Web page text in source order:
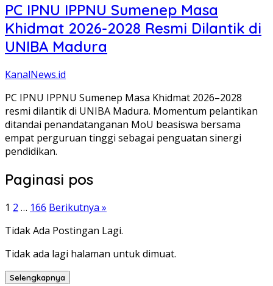
PC IPNU IPPNU Sumenep Masa
Khidmat 2026-2028 Resmi Dilantik di
UNIBA Madura
KanalNews.id
PC IPNU IPPNU Sumenep Masa Khidmat 2026–2028
resmi dilantik di UNIBA Madura. Momentum pelantikan
ditandai penandatanganan MoU beasiswa bersama
empat perguruan tinggi sebagai penguatan sinergi
pendidikan.
Paginasi pos
1 2 … 166 Berikutnya »
Tidak Ada Postingan Lagi.
Tidak ada lagi halaman untuk dimuat.
Selengkapnya